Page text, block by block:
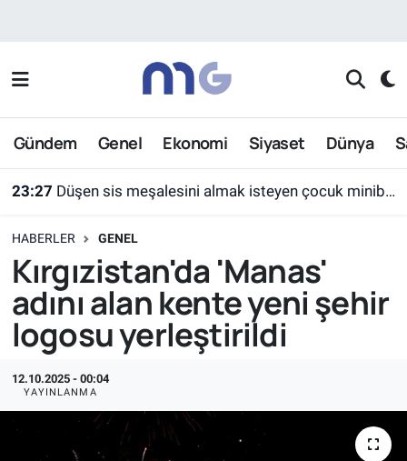
Gündem Genel Ekonomi Siyaset Dünya
23:27 Düşen sis meşalesini almak isteyen çocuk minibüsün altında kaldı
HABERLER GENEL
Kırgızistan'da 'Manas'
adını alan kente yeni şehir
logosu yerleştirildi
12.10.2025 - 00:04
YAYINLANMA
Nöbetçi Eczaneler
Hava Durumu
Süper Lig Puan Durumu ve Fikstür
Tüm Manşetler
Son Dakika Haberleri
Haber Arşivi